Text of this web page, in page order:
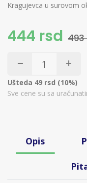
Kragujevca u surovom
444 rsd 493
Ušteda 49 rsd (10%)
Sve cene su sa
Opis